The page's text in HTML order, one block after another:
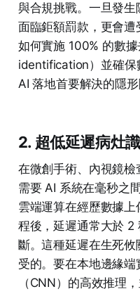
與合規挑戰。一旦發
面臨鉅額罰款，更會遭
如何實施 100% 的數
identification）並確保
AI 落地首要解決的隱形
2. 超低延遲病灶
在微創手術、內視鏡
需要 AI 系統在毫秒之
雲端運算在經歷數據
程後，延遲通常大於 2
斷。這種延遲在生死
受的。要在本地邊緣
（CNN）的高效推理